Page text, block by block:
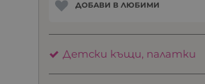
ДОБАВИ В ЛЮБИМИ
Детски къщи, палатки